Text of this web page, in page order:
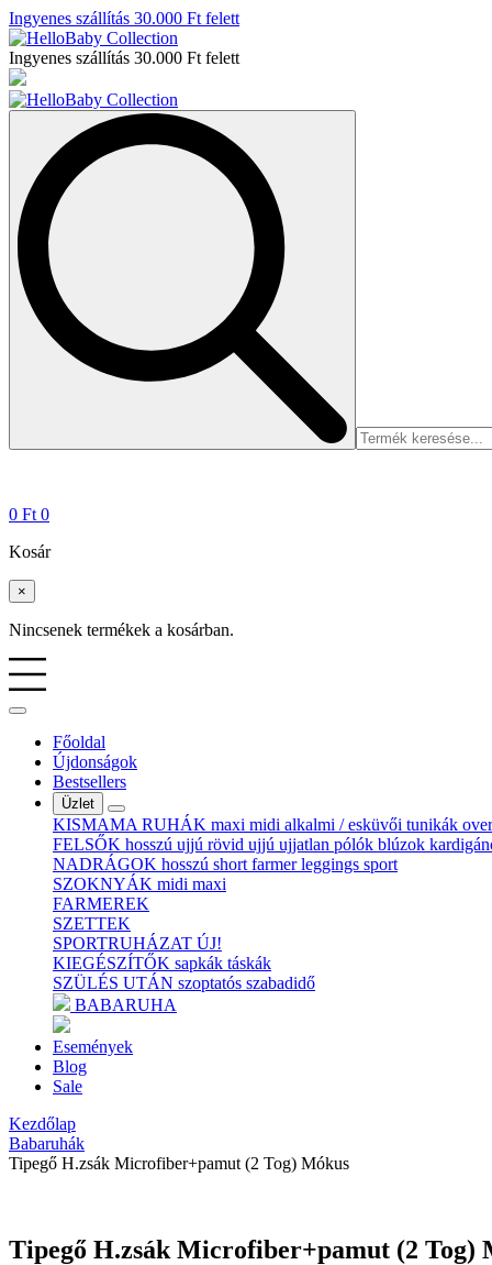
Ingyenes szállítás 30.000 Ft felett
Ingyenes szállítás 30.000 Ft felett
Search
0 Ft 0
Kosár
×
Nincsenek termékek a kosárban.
Főoldal
Újdonságok
Bestsellers
Üzlet
KISMAMA RUHÁK maxi midi alkalmi / esküvői tunikák
FELSŐK hosszú ujjú rövid ujjú ujjatlan pólók blúzok
NADRÁGOK hosszú short farmerleggings sport
SZOKNYÁK midi maxi
FARMEREK
SZETTEK
SPORTRUHÁZAT ÚJ!
KIEGÉSZÍTŐK sapkák táskák
SZÜLÉS UTÁN szoptatós szabadidő
BABARUHA
Események
Blog
Sale
Kezdőlap
Babaruhák
Tipegő H.zsák Microfiber+pamut (2 Tog) Mókus
Tipegő H.zsák Microfiber+pamut (2 Tog)